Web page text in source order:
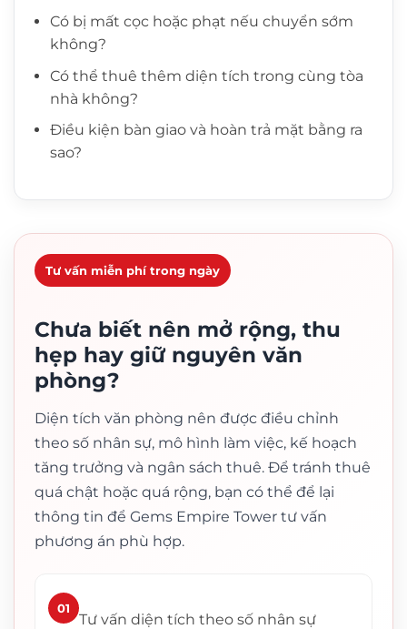
Có bị mất cọc hoặc phạt nếu chuyển sớm
không?
Có thể thuê thêm diện tích trong cùng tòa
nhà không?
Điều kiện bàn giao và hoàn trả mặt bằng ra
sao?
Tư vấn miễn phí trong ngày
Chưa biết nên mở rộng, thu
hẹp hay giữ nguyên văn
phòng?
Diện tích văn phòng nên được điều chỉnh
theo số nhân sự, mô hình làm việc, kế hoạch
tăng trưởng và ngân sách thuê. Để tránh thuê
quá chật hoặc quá rộng, bạn có thể để lại
thông tin để Gems Empire Tower tư vấn
phương án phù hợp.
01
Tư vấn diện tích theo số nhân sự